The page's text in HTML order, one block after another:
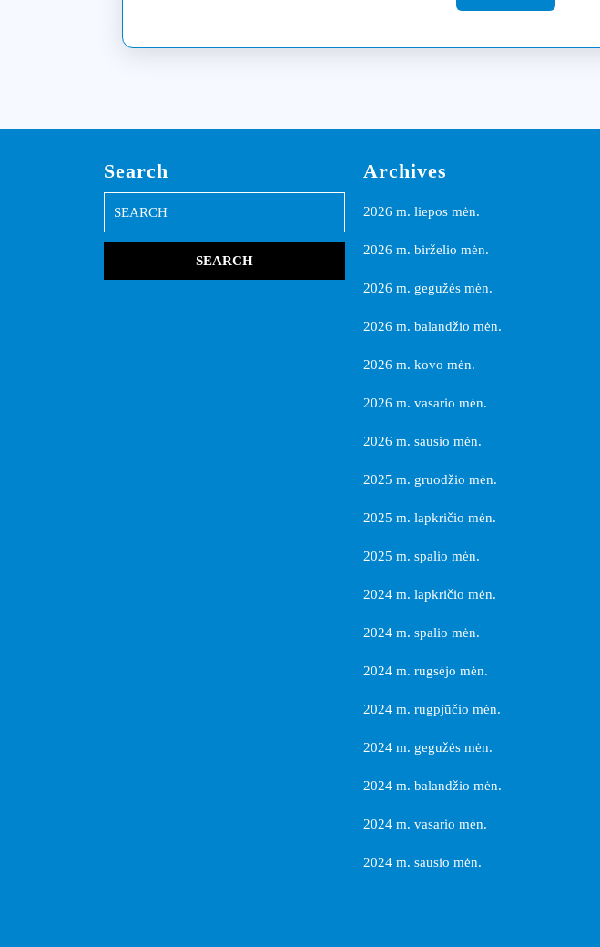
More
Search
for:
Archives
2026 m. liepos mėn.
2026 m. birželio mėn.
2026 m. gegužės mėn.
2026 m. balandžio mėn.
2026 m. kovo mėn.
2026 m. vasario mėn.
2026 m. sausio mėn.
2025 m. gruodžio mėn.
2025 m. lapkričio mėn.
2025 m. spalio mėn.
2024 m. lapkričio mėn.
2024 m. spalio mėn.
2024 m. rugsėjo mėn.
2024 m. rugpjūčio mėn.
2024 m. gegužės mėn.
2024 m. balandžio mėn.
2024 m. vasario mėn.
2024 m. sausio mėn.